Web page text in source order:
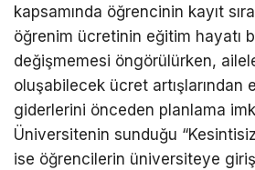
kapsamında öğrencinin kayıt
öğrenim ücretinin eğitim hayatı
değişmemesi öngörülürken,
oluşabilecek ücret artışlarından
giderlerini önceden planlama
Üniversitenin sunduğu
ise öğrencilerin üniversiteye